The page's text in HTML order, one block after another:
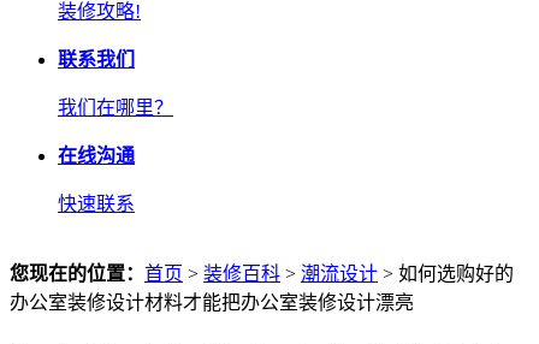
装修攻略!
联系我们
我们在哪里？
在线沟通
快速联系
您现在的位置： 首页 > 装修百科 > 潮流设计 > 如何选购好的
办公室装修设计材料才能把办公室装修设计漂亮